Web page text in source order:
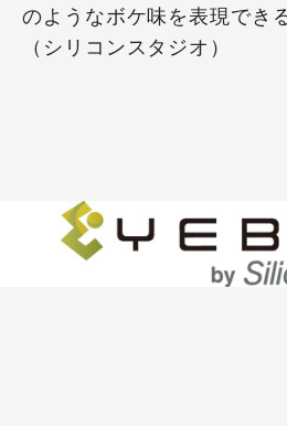
のようなボケ味を表現でき
（シリコンスタジオ）